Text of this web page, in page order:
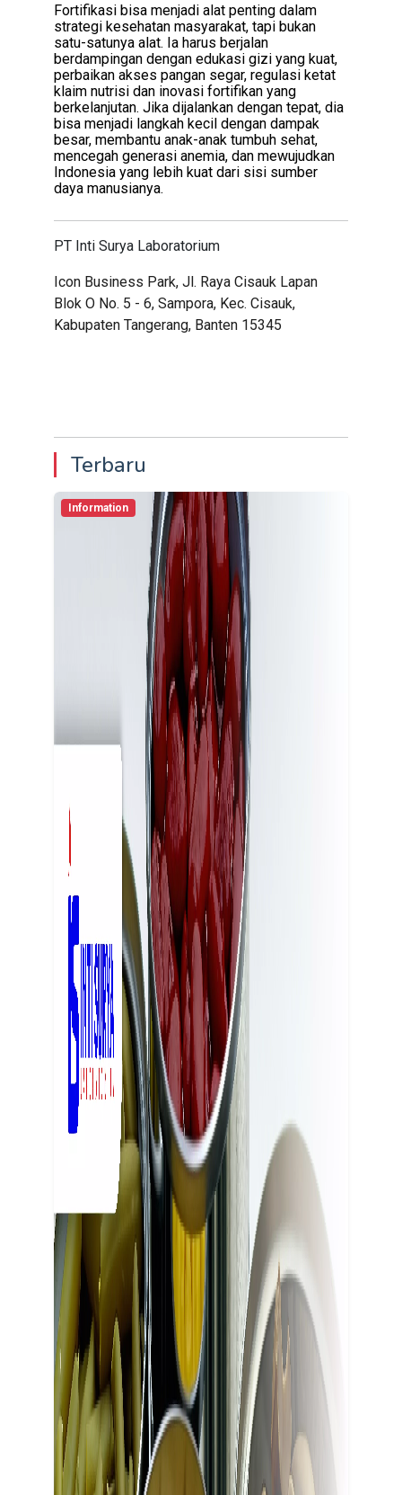
Fortifikasi bisa menjadi alat penting dalam
strategi kesehatan masyarakat, tapi bukan
satu-satunya alat. Ia harus berjalan
berdampingan dengan edukasi gizi yang kuat,
perbaikan akses pangan segar, regulasi ketat
klaim nutrisi dan inovasi fortifikan yang
berkelanjutan. Jika dijalankan dengan tepat, dia
bisa menjadi langkah kecil dengan dampak
besar, membantu anak-anak tumbuh sehat,
mencegah generasi anemia, dan mewujudkan
Indonesia yang lebih kuat dari sisi sumber
daya manusianya.
PT Inti Surya Laboratorium
Icon Business Park, Jl. Raya Cisauk Lapan
Blok O No. 5 - 6, Sampora, Kec. Cisauk,
Kabupaten Tangerang, Banten 15345
Terbaru
Information